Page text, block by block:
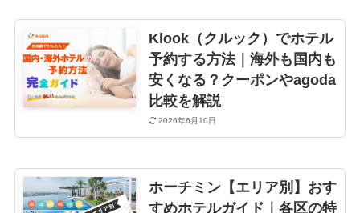
Klook（クルック）でホテル
予約する方法｜海外も国内も
安くなる？クーポンやagoda
比較を解説
2026年6月10日
ホーチミン【エリア別】おす
すめホテルガイド｜各区の特